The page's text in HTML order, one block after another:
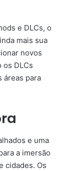
e DLCs, o
mais sua
novos
os DLCs
áreas para
e uma
a imersão
cidades. Os